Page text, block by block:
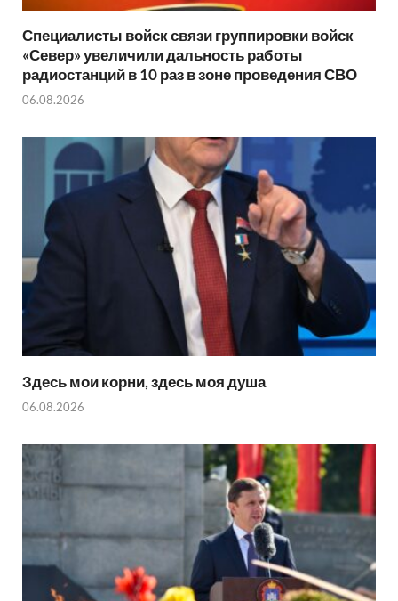
Специалисты войск связи группировки войск
«Север» увеличили дальность работы
радиостанций в 10 раз в зоне проведения СВО
06.08.2026
Здесь мои корни, здесь моя душа
06.08.2026